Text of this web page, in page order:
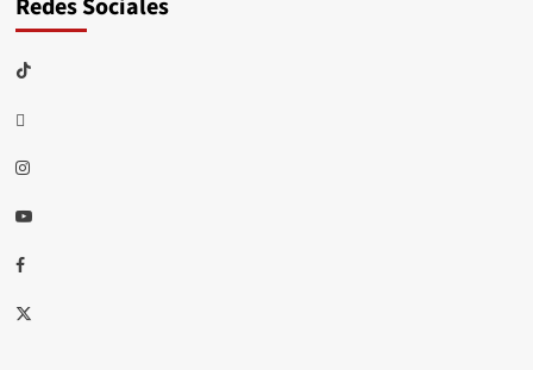
Redes Sociales
TikTok
threads
Instagram
Youtube
Facebook
X